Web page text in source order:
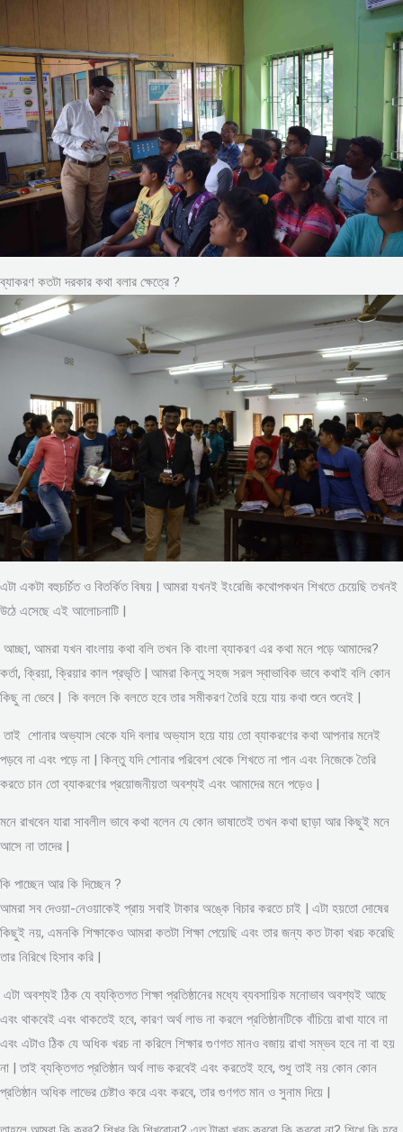
ব্যাকরণ কতটা দরকার কথা বলার ক্ষেত্রে ?
এটা একটা বহুচর্চিত ও বিতর্কিত বিষয় | আমরা যখনই ইংরেজি কথোপকথন শিখতে চেয়েছি তখনই
উঠে এসেছে এই আলোচনাটি |
আচ্ছা, আমরা যখন বাংলায় কথা বলি তখন কি বাংলা ব্যাকরণ এর কথা মনে পড়ে আমাদের?
কর্তা, ক্রিয়া, ক্রিয়ার কাল প্রভৃতি | আমরা কিন্তু সহজ সরল স্বাভাবিক ভাবে কথাই বলি কোন
কিছু না ভেবে | কি বললে কি বলতে হবে তার সমীকরণ তৈরি হয়ে যায় কথা শুনে শুনেই |
তাই শোনার অভ্যাস থেকে যদি বলার অভ্যাস হয়ে যায় তো ব্যাকরণের কথা আপনার মনেই
পড়বে না এবং পড়ে না | কিন্তু যদি শোনার পরিবেশ থেকে শিখতে না পান এবং নিজেকে তৈরি
করতে চান তো ব্যাকরণের প্রয়োজনীয়তা অবশ্যই এবং আমাদের মনে পড়েও |
মনে রাখবেন যারা সাবলীল ভাবে কথা বলেন যে কোন ভাষাতেই তখন কথা ছাড়া আর কিছুই মনে
আসে না তাদের |
কি পাচ্ছেন আর কি দিচ্ছেন ?
আমরা সব দেওয়া-নেওয়াকেই প্রায় সবাই টাকার অঙ্কে বিচার করতে চাই | এটা হয়তো দোষের
কিছুই নয়, এমনকি শিক্ষাকেও আমরা কতটা শিক্ষা পেয়েছি এবং তার জন্য কত টাকা খরচ করেছি
তার নিরিখে হিসাব করি |
এটা অবশ্যই ঠিক যে ব্যক্তিগত শিক্ষা প্রতিষ্ঠানের মধ্যে ব্যবসায়িক মনোভাব অবশ্যই আছে
এবং থাকবেই এবং থাকতেই হবে, কারণ অর্থ লাভ না করলে প্রতিষ্ঠানটিকে বাঁচিয়ে রাখা যাবে না
এবং এটাও ঠিক যে অধিক খরচ না করিলে শিক্ষার গুণগত মানও বজায় রাখা সম্ভব হবে না বা হয়
না | তাই ব্যক্তিগত প্রতিষ্ঠান অর্থ লাভ করবেই এবং করতেই হবে, শুধু তাই নয় কোন কোন
প্রতিষ্ঠান অধিক লাভের চেষ্টাও করে এবং করবে, তার গুণগত মান ও সুনাম দিয়ে |